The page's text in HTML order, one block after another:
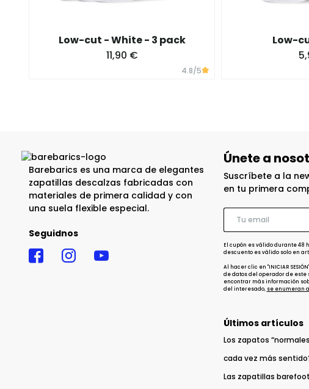
Low-cut - White - 3 pack
11,90 €
4.8/5
Low-
Barebarics es una marca de elegantes
zapatillas descalzas fabricadas con
materiales de primera calidad y con
una suela flexible especial.
Seguidnos
Únete a
Suscríbete a la
en tu primera
El cupón es válido durante 48
descuento es válido solo en
Al hacer clic en "INICIAR
de datos del operador de este
encontrar más información
del interesado, se enumeran
Últimos artículos
Los zapatos
cada vez más
Las zapatillas